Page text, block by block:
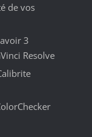
de vos
3
Resolve